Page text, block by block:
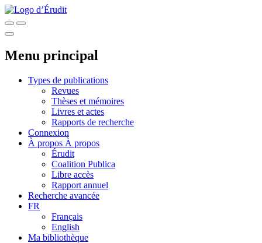
Menu principal
Types de publications
Revues
Thèses et mémoires
Livres et actes
Rapports de recherche
Connexion
À propos À propos
Érudit
Coalition Publica
Libre accès
Rapport annuel
Recherche avancée
FR
Français
English
Ma bibliothèque